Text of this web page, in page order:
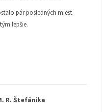
pár posledných miest.
lepšie.
R. Štefánika